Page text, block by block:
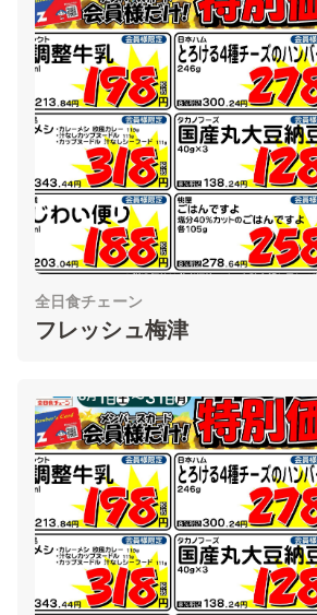
全日食チェーン
フレッシュ梅津